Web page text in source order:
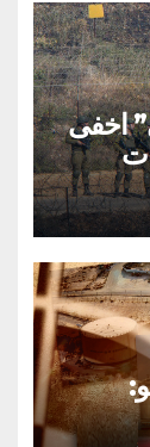
اخفى